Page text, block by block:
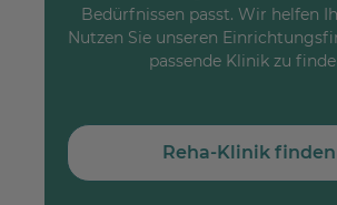
Bedürfnissen passt. Wir helfen
Nutzen Sie unseren
passende Klinik zu
Reha-Klinik finden